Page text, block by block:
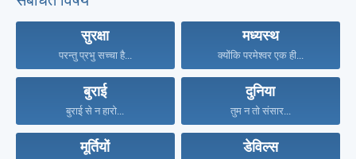
सुरक्षा
परन्तु प्रभु सच्चा है...
मध्यस्थ
क्योंकि परमेश्वर एक ही...
बुराई
बुराई से न हारो...
दुनिया
तुम न तो संसार...
मूर्तियों डेविल्स